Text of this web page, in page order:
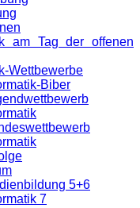
am Tag der offenen
Wettbewerbe
Biber
5+6
7